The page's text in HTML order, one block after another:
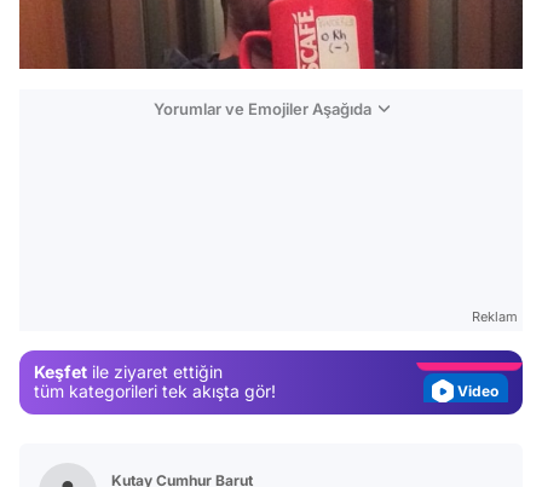
Yorumlar ve Emojiler Aşağıda
Reklam
Keşfet ile ziyaret ettiğin
tüm kategorileri tek akışta gör!
Test
Kutay Cumhur Barut